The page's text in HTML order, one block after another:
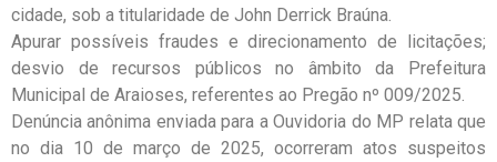
cidade, sob a titularidade de John Derrick Braúna.
Apurar possíveis fraudes e direcionamento de licitações;
desvio de recursos públicos no âmbito da Prefeitura
Municipal de Araioses, referentes ao Pregão nº 009/2025.
Denúncia anônima enviada para a Ouvidoria do MP relata que
no dia 10 de março de 2025, ocorreram atos suspeitos